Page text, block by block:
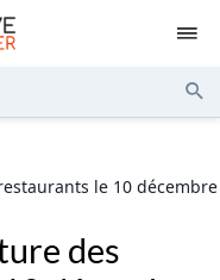
le 10 décembre
des